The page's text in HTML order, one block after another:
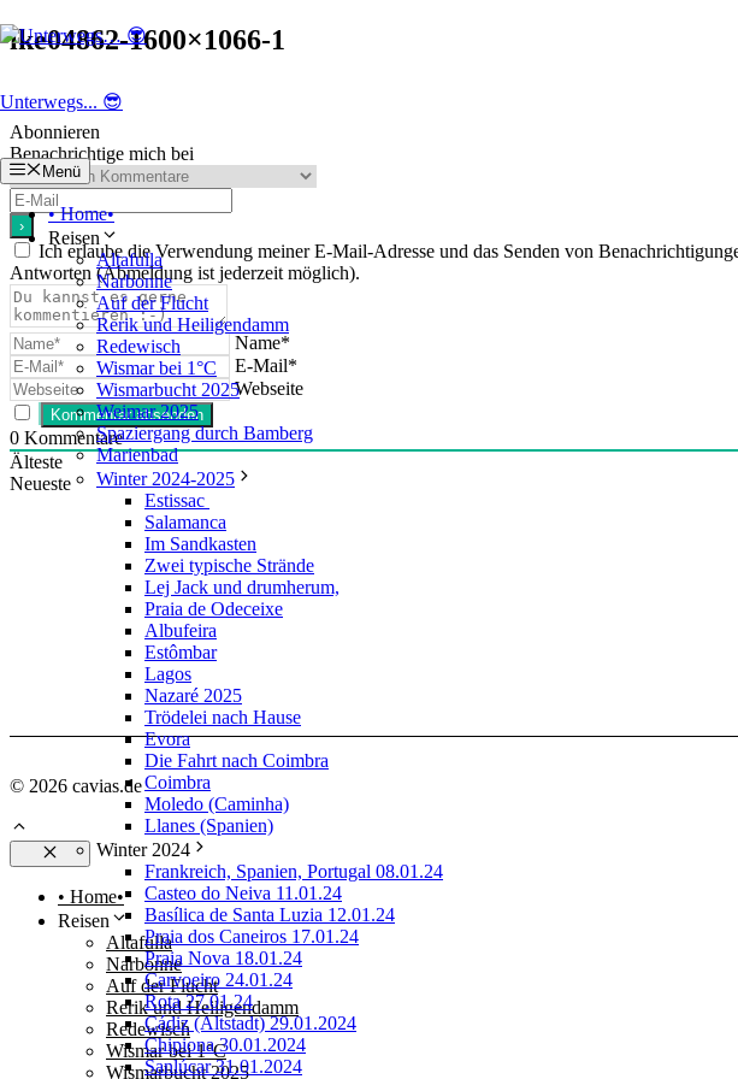
Zum
Inhalt
Unterwegs... 😎
Menü
• Home•
Reisen
Altafulla
Narbonne
Auf der Flucht
Rerik und Heiligendamm
Redewisch
Wismar bei 1°C
Wismarbucht 2025
Weimar 2025
Spaziergang durch Bamberg
Marienbad
Winter 2024-2025
Estissac
Salamanca
Im Sandkasten
Zwei typische Strände
Lej Jack und drumherum,
Praia de Odeceixe
Albufeira
Estômbar
Lagos
Nazaré 2025
Trödelei nach Hause
Evora
Die Fahrt nach Coimbra
Coimbra
Moledo (Caminha)
Llanes (Spanien)
Winter 2024
Frankreich, Spanien, Portugal 08.01.24
Casteo do Neiva 11.01.24
Basílica de Santa Luzia 12.01.24
Praia dos Caneiros 17.01.24
Praia Nova 18.01.24
Carvoeiro 24.01.24
Rota 27.01.24
Cádiz (Altstadt) 29.01.2024
Chipiona 30.01.2024
Sanlúcar 31.01.2024
ike04862-1600×1066-1
Abonnieren
Benachrichtige mich bei
Ich erlaube die Verwendung meiner E-Mail-Adresse und das Senden von
Antworten (Abmeldung ist jederzeit möglich).
Name*
E-Mail*
Webseite
0 Kommentare
Älteste
Neueste
© 2026 cavias.de
Schließen
• Home•
Reisen
Altafulla
Narbonne
Auf der Flucht
Rerik und Heiligendamm
Redewisch
Wismar bei 1°C
Wismarbucht 2025